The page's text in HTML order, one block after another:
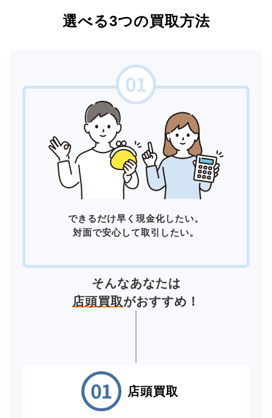
選べる3つの買取方法
できるだけ早く現金化したい。
対面で安心して取引したい。
そんなあなたは
店頭買取がおすすめ！
店頭買取